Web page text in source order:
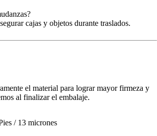
cajas y objetos durante traslados.
el material para lograr mayor firmeza y
al finalizar el embalaje.
/ 13 micrones